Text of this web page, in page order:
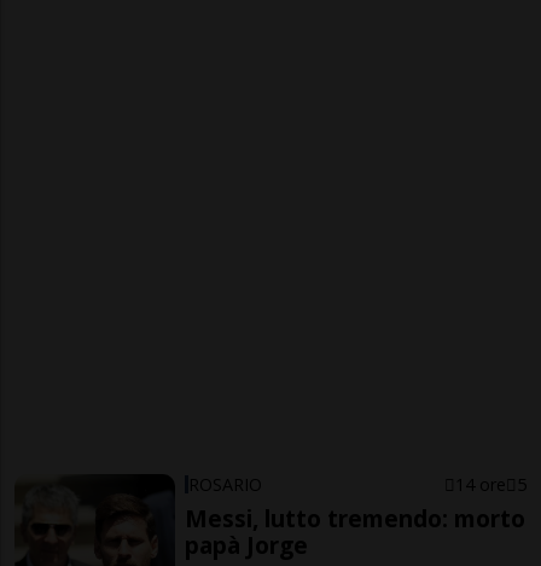
ROSARIO 14 ore 5
Messi, lutto tremendo: morto
papà Jorge